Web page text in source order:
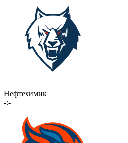
Нефтехимик
-:-